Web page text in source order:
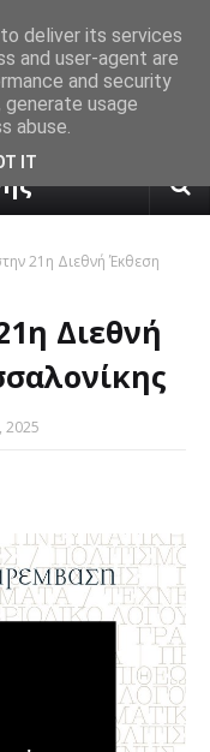
πρόγνωση καιρού από το
21η Διεθνή Έκθεση
Διεθνή
2025
deliver its services
and user-agent are
and security
usage
abuse.
IT